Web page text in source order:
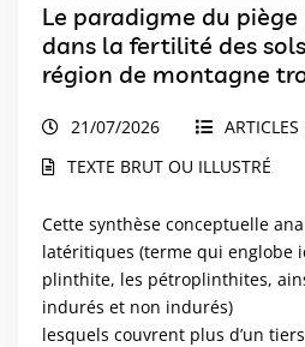
Le paradigme du
dans la fertilité des
région de montagne
Cameroun)
21/07/2026
ARTICLES
TEXTE BRUT OU ILLUSTRÉ
Cette synthèse conceptuelle
latéritiques (terme qui englobe
plinthite, les pétroplinthites,
indurés et non indurés)
lesquels couvrent plus d’un